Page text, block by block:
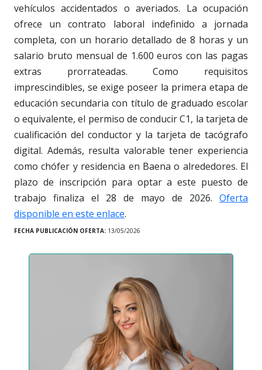
vehículos accidentados o averiados. La ocupación
ofrece un contrato laboral indefinido a jornada
completa, con un horario detallado de 8 horas y un
salario bruto mensual de 1.600 euros con las pagas
extras prorrateadas. Como requisitos
imprescindibles, se exige poseer la primera etapa de
educación secundaria con título de graduado escolar
o equivalente, el permiso de conducir C1, la tarjeta de
cualificación del conductor y la tarjeta de tacógrafo
digital. Además, resulta valorable tener experiencia
como chófer y residencia en Baena o alrededores. El
plazo de inscripción para optar a este puesto de
trabajo finaliza el 28 de mayo de 2026. Oferta
disponible en este enlace.
FECHA PUBLICACIÓN OFERTA: 13/05/2026